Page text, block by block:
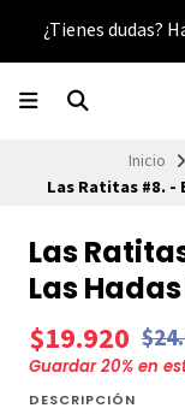
¿Tienes dudas?
Inicio
Las Ratitas #8. -
Las
Las
$19.920
Guardar20% en
DESCRIPCIÓN